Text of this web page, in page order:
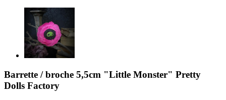
Barrette / broche 5,5cm "Little Monster" Pretty
Dolls Factory